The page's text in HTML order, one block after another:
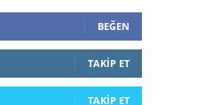
BEĞEN
TAKIP ET
TAKIP ET